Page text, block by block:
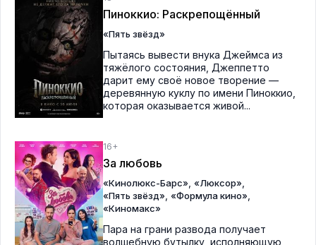
Пиноккио: Раскрепощённый
«Пять звёзд»
Пытаясь вывести внука Джеймса из
тяжёлого состояния, Джеппетто
дарит ему своё новое творение —
деревянную куклу по имени Пиноккио,
которая оказывается живой...
16+
За любовь
«Кинолюкс-Барс» «Люксор»
«Пять звёзд» «Формула кино»
«Киномакс»
Пара на грани развода получает
волшебную бутылку, исполняющую